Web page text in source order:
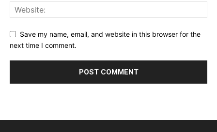
Save my name, email, and website in this browser for the
next time I comment.